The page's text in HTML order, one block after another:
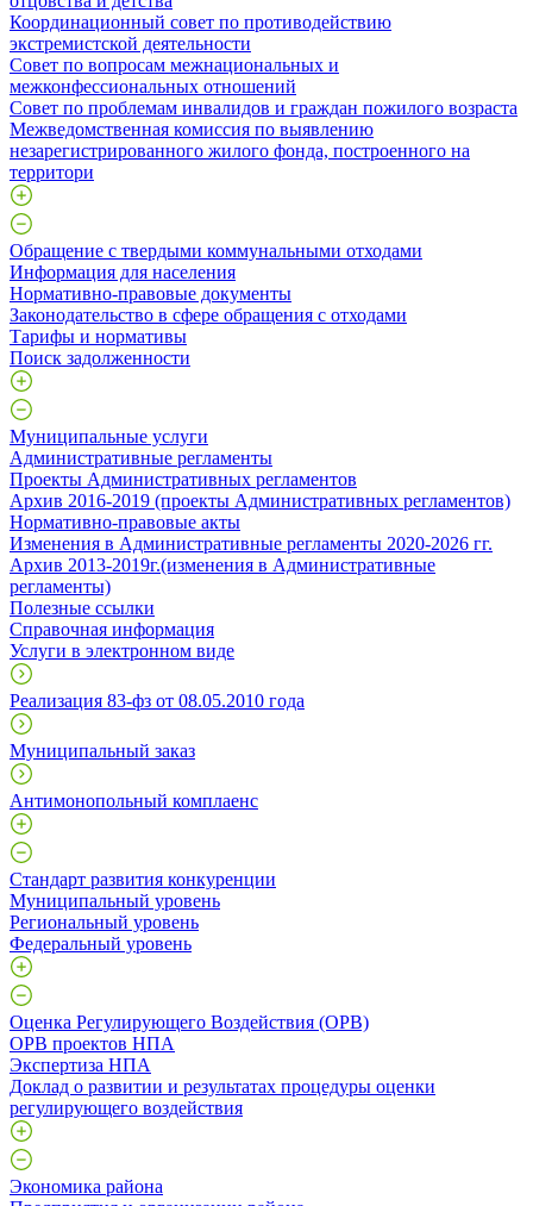
Координационный совет по противодействию
экстремистской деятельности
Совет по вопросам межнациональных и
межконфессиональных отношений
Совет по проблемам инвалидов и граждан пожилого возраста
Межведомственная комиссия по выявлению
незарегистрированного жилого фонда, построенного на
территори
Обращение с твердыми коммунальными отходами
Информация для населения
Нормативно-правовые документы
Законодательство в сфере обращения с отходами
Тарифы и нормативы
Поиск задолженности
Муниципальные услуги
Административные регламенты
Проекты Административных регламентов
Архив 2016-2019 (проекты Административных регламентов)
Нормативно-правовые акты
Изменения в Административные регламенты 2020-2026 гг.
Архив 2013-2019г.(изменения в Административные
регламенты)
Полезные ссылки
Справочная информация
Услуги в электронном виде
Реализация 83-фз от 08.05.2010 года
Муниципальный заказ
Антимонопольный комплаенс
Стандарт развития конкуренции
Муниципальный уровень
Региональный уровень
Федеральный уровень
Оценка Регулирующего Воздействия (ОРВ)
ОРВ проектов НПА
Экспертиза НПА
Доклад о развитии и результатах процедуры оценки
регулирующего воздействия
Экономика района